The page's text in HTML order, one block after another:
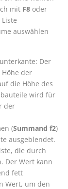
mit F8 oder
auswählen
Der
der
die Höhe des
wird für
der
(Summand f2)
ausgeblendet.
die durch
Der Wert kann
fett
Wert, um den